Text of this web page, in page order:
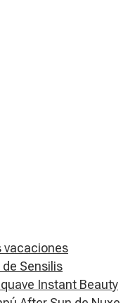
vacaciones
Sensilis
Instant Beauty